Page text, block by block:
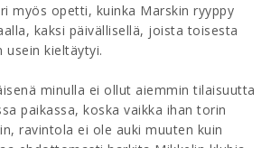
myös opetti, kuinka Marskin ryyppy
kaksi päivällisellä, joista toisesta
usein kieltäytyi.
minulla ei ollut aiemmin tilaisuutta
paikassa, koska vaikka ihan torin
ravintola ei ole auki muuten kuin